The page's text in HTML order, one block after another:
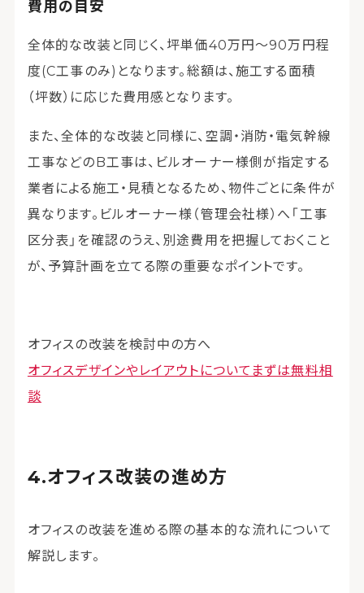
費用の目安
全体的な改装と同じく、坪単価40万円〜90万円程
度(C工事のみ)となります。総額は、施工する面積
（坪数）に応じた費用感となります。
また、全体的な改装と同様に、空調・消防・電気幹線
工事などのB工事は、ビルオーナー様側が指定する
業者による施工・見積となるため、物件ごとに条件が
異なります。ビルオーナー様（管理会社様）へ「工事
区分表」を確認のうえ、別途費用を把握しておくこと
が、予算計画を立てる際の重要なポイントです。
オフィスの改装を検討中の方へ
オフィスデザインやレイアウトについてまずは無料相
談
オフィス改装の進め方
オフィスの改装を進める際の基本的な流れについて
解説します。